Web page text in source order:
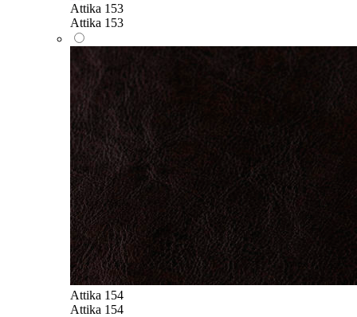
Attika 153
Attika 153
Attika 154
Attika 154